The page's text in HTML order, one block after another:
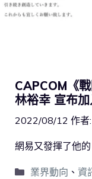
CAPCOM《
林裕幸 宣布
2022/08/12 作者:
網易又發揮了他
業界動向 、 資